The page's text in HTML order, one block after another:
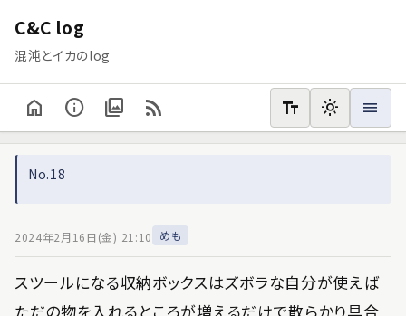
C&C log
混沌とイカのlog
home info photo_library rss_feed text_fields light_mode menu
No.18
2024年2月16日(金) 21:10 めも
スツールになる収納ボックスはズボラな自分が使えば
ただの物を入れるところが増えるだけで散らかり具合